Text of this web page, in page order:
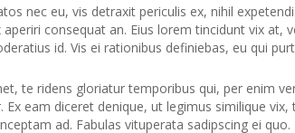
nec eu, vis detraxit periculis ex, nihil
aperiri consequat an. Eius lorem tincidunt vix at,
id. Vis ei rationibus definiebas, eu qui
te ridens gloriatur temporibus qui, per enim
eam diceret denique, ut legimus similique
ad. Fabulas vituperata sadipscing ei quo.